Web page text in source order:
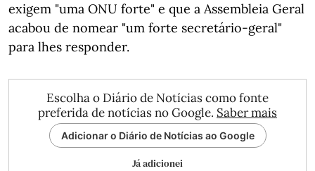
exigem "uma ONU forte" e que a Assembleia Geral
acabou de nomear "um forte secretário-geral"
para lhes responder.
Escolha o Diário de Notícias como fonte
preferida de notícias no Google. Saber mais
Adicionar o Diário de Notícias ao Google
Já adicionei